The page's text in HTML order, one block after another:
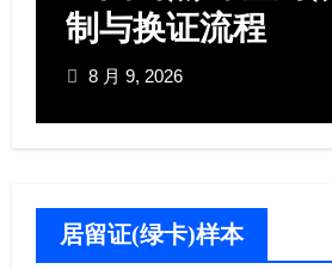
制与换证流程​
8 月 9, 2026
居留证(绿卡)样本